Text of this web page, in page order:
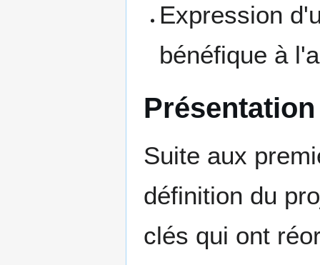
Expression
bénéfique à
Suite aux
définition du
clés qui ont